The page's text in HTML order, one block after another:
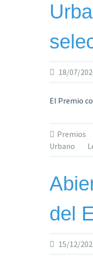
18/07/
El Premio
Premios
Urbano
del
15/12/